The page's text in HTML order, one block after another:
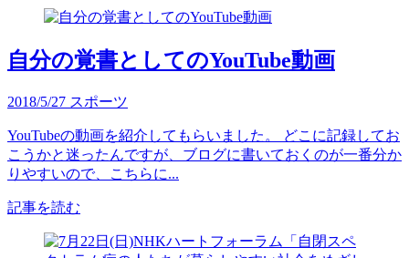
自分の覚書としてのYouTube動画
2018/5/27 スポーツ
YouTubeの動画を紹介してもらいました。 どこに記録してお
こうかと迷ったんですが、ブログに書いておくのが一番分か
りやすいので、こちらに...
記事を読む